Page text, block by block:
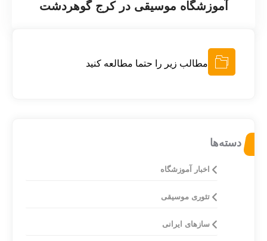
آموزشگاه موسیقی در کرج گوهردشت
مطالب زیر را حتما مطالعه کنید
دسته‌ها
اخبار آموزشگاه
تئوری موسیقی
ساز‌های ایرانی